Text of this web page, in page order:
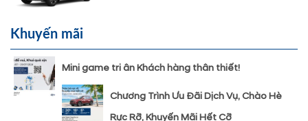
Khuyến mãi
Mini game tri ân Khách hàng thân thiết!
Chương Trình Ưu Đãi Dịch Vụ, Chào Hè
Rực Rỡ, Khuyến Mãi Hết Cỡ